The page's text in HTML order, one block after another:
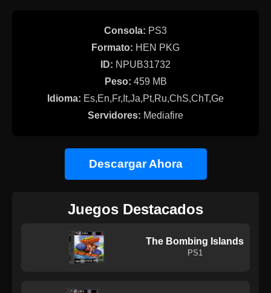
Consola: PS3
Formato: HEN PKG
ID: NPUB31732
Peso: 459 MB
Idioma: Es,En,Fr,It,Ja,Pt,Ru,ChS,ChT,Ge
Servidores: Mediafire
Descargar Ahora
Juegos Destacados
The Bombing Islands
PS1